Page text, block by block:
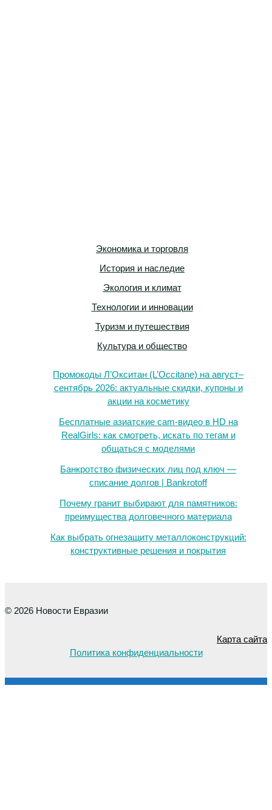
Экономика и торговля
История и наследие
Экология и климат
Технологии и инновации
Туризм и путешествия
Культура и общество
Промокоды Л’Окситан (L’Occitane) на август–
сентябрь 2026: актуальные скидки, купоны и
акции на косметику
Бесплатные азиатские cam-видео в HD на
RealGirls: как смотреть, искать по тегам и
общаться с моделями
Банкротство физических лиц под ключ —
списание долгов | Bankrotoff
Почему гранит выбирают для памятников:
преимущества долговечного материала
Как выбрать огнезащиту металлоконструкций:
конструктивные решения и покрытия
© 2026 Новости Евразии
Карта сайта
Политика конфиденциальности